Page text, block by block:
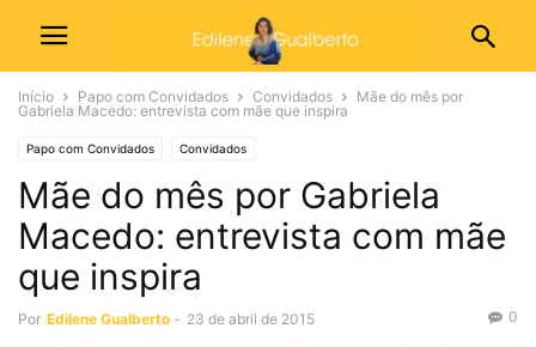
Início Papo com Convidados Convidados
Mãe do mês por
Gabriela Macedo: entrevista com mãe que inspira
Papo com Convidados Convidados
Mãe do mês por Gabriela
Macedo: entrevista com mãe
que inspira
Por Edilene Gualberto - 23 de abril de 2015 0